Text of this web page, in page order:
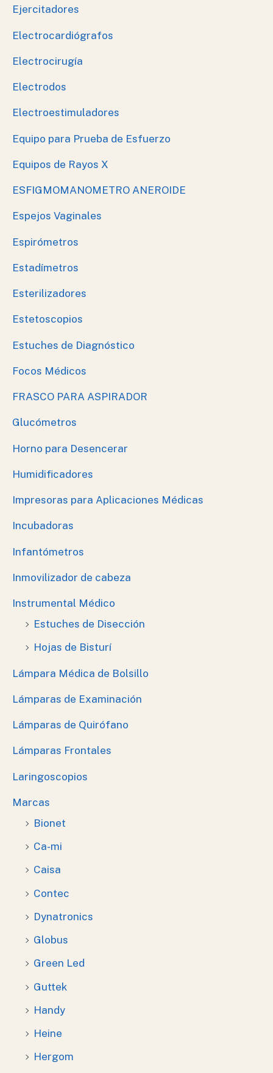
Ejercitadores
Electrocardiógrafos
Electrocirugía
Electrodos
Electroestimuladores
Equipo para Prueba de Esfuerzo
Equipos de Rayos X
ESFIGMOMANOMETRO ANEROIDE
Espejos Vaginales
Espirómetros
Estadímetros
Esterilizadores
Estetoscopios
Estuches de Diagnóstico
Focos Médicos
FRASCO PARA ASPIRADOR
Glucómetros
Horno para Desencerar
Humidificadores
Impresoras para Aplicaciones Médicas
Incubadoras
Infantómetros
Inmovilizador de cabeza
Instrumental Médico
Estuches de Disección
Hojas de Bisturí
Lámpara Médica de Bolsillo
Lámparas de Examinación
Lámparas de Quirófano
Lámparas Frontales
Laringoscopios
Marcas
Bionet
Ca-mi
Caisa
Contec
Dynatronics
Globus
Green Led
Guttek
Handy
Heine
Hergom